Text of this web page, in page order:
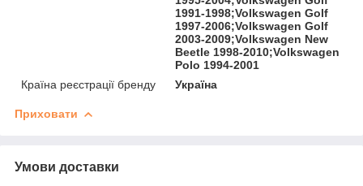
1991-1998;Volkswagen Golf
1997-2006;Volkswagen Golf
2003-2009;Volkswagen New
Beetle 1998-2010;Volkswagen
Polo 1994-2001
Країна реєстрації бренду
Україна
Приховати
Умови доставки